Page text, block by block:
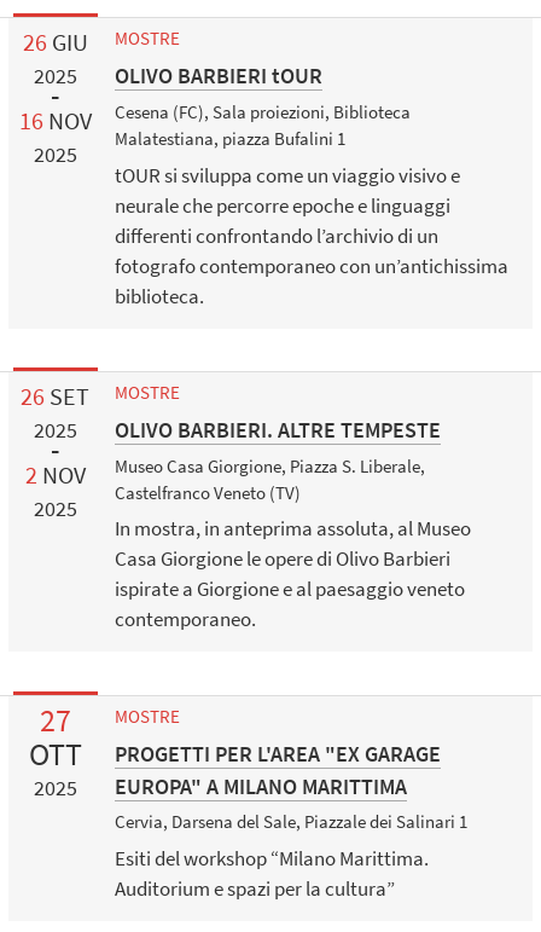
26 GIU
2025
16 NOV
2025
MOSTRE
OLIVO BARBIERI tOUR
Cesena (FC), Sala proiezioni, Biblioteca
Malatestiana, piazza Bufalini 1
tOUR si sviluppa come un viaggio visivo e
neurale che percorre epoche e linguaggi
differenti confrontando l’archivio di un
fotografo contemporaneo con un’antichissima
biblioteca.
26 SET
2025
2 NOV
2025
MOSTRE
OLIVO BARBIERI. ALTRE TEMPESTE
Museo Casa Giorgione, Piazza S. Liberale,
Castelfranco Veneto (TV)
In mostra, in anteprima assoluta, al Museo
Casa Giorgione le opere di Olivo Barbieri
ispirate a Giorgione e al paesaggio veneto
contemporaneo.
27
OTT
2025
MOSTRE
PROGETTI PER L'AREA "EX GARAGE
EUROPA" A MILANO MARITTIMA
Cervia, Darsena del Sale, Piazzale dei Salinari 1
Esiti del workshop “Milano Marittima.
Auditorium e spazi per la cultura”